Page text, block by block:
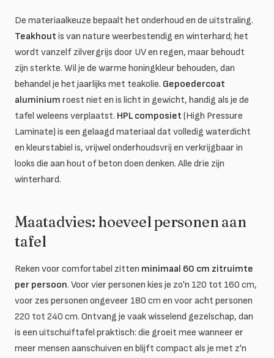
De materiaalkeuze bepaalt het onderhoud en de uitstraling.
Teakhout is van nature weerbestendig en winterhard; het
wordt vanzelf zilvergrijs door UV en regen, maar behoudt
zijn sterkte. Wil je de warme honingkleur behouden, dan
behandel je het jaarlijks met teakolie. Gepoedercoat
aluminium roest niet en is licht in gewicht, handig als je de
tafel weleens verplaatst. HPL composiet (High Pressure
Laminate) is een gelaagd materiaal dat volledig waterdicht
en kleurstabiel is, vrijwel onderhoudsvrij en verkrijgbaar in
looks die aan hout of beton doen denken. Alle drie zijn
winterhard.
Maatadvies: hoeveel personen aan
tafel
Reken voor comfortabel zitten minimaal 60 cm zitruimte
per persoon. Voor vier personen kies je zo'n 120 tot 160 cm,
voor zes personen ongeveer 180 cm en voor acht personen
220 tot 240 cm. Ontvang je vaak wisselend gezelschap, dan
is een uitschuiftafel praktisch: die groeit mee wanneer er
meer mensen aanschuiven en blijft compact als je met z'n